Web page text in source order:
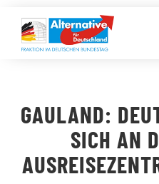
Inhalt
springen
LANDESGRUPPEN
VERANSTALTUNGEN
GAULAND:
SICH AN